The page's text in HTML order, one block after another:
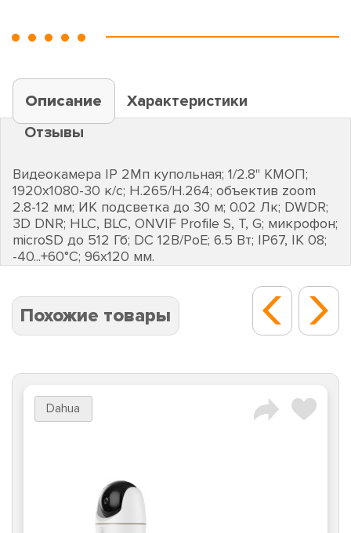
Описание
Характеристики
Отзывы
Видеокамера IP 2Мп купольная; 1/2.8" КМОП;
1920х1080-30 к/с; H.265/H.264; объектив zoom
2.8-12 мм; ИК подсветка до 30 м; 0.02 Лк; DWDR;
3D DNR; HLC, BLC, ONVIF Profile S, T, G; микрофон;
microSD до 512 Гб; DC 12В/PoE; 6.5 Вт; IP67, IK 08;
-40...+60°C; 96х120 мм.
Похожие товары
Dahua